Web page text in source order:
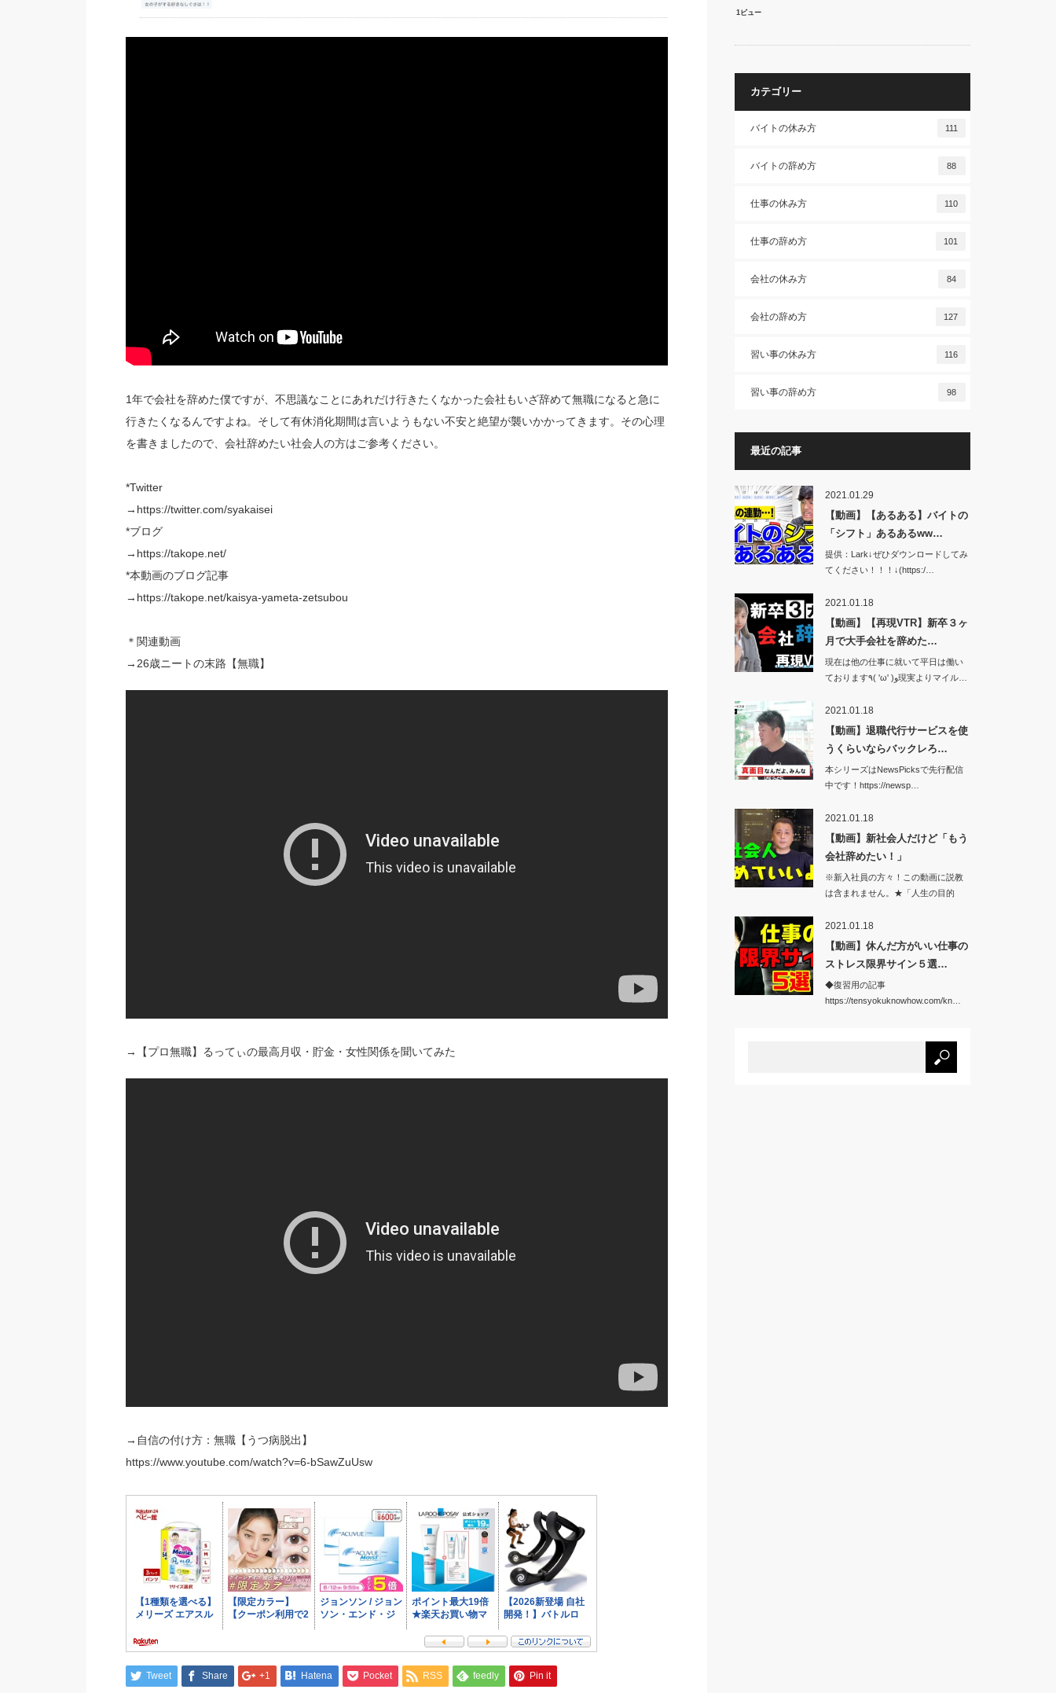
1年で会社を辞めた僕ですが、不思議なことにあれだけ行きたくなかった会社もいざ辞めて無職になると急に
行きたくなるんですよね。そして有休消化期間は言いようもない不安と絶望が襲いかかってきます。その心理
を書きましたので、会社辞めたい社会人の方はご参考ください。
*Twitter
→https://twitter.com/syakaisei
*ブログ
→https://takope.net/
*本動画のブログ記事
→https://takope.net/kaisya-yameta-zetsubou
＊関連動画
→26歳ニートの末路【無職】
→【プロ無職】るってぃの最高月収・貯金・女性関係を聞いてみた
→自信の付け方：無職【うつ病脱出】
https://www.youtube.com/watch?v=6-bSawZuUsw
Tweet Share +1 Hatena Pocket RSS feedly Pin it
1ビュー
カテゴリー
バイトの休み方 111
バイトの辞め方 88
仕事の休み方 110
仕事の辞め方 101
会社の休み方 84
会社の辞め方 127
習い事の休み方 116
習い事の辞め方 98
最近の記事
2021.01.29
【動画】【あるある】バイトの
「シフト」あるあるww…
提供：Lark↓ぜひダウンロードしてみ
てください！！！↓(https:/…
2021.01.18
【動画】【再現VTR】新卒３ヶ
月で大手会社を辞めた…
現在は他の仕事に就いて平日は働い
ております٩( 'ω' )و現実よりマイル…
2021.01.18
【動画】退職代行サービスを使
うくらいならバックレろ…
本シリーズはNewsPicksで先行配信
中です！https://newsp…
2021.01.18
【動画】新社会人だけど「もう
会社辞めたい！」
※新入社員の方々！この動画に説教
は含まれません。★「人生の目的
2021.01.18
【動画】休んだ方がいい仕事の
ストレス限界サイン５選…
◆復習用の記事
https://tensyokuknowhow.com/kn…